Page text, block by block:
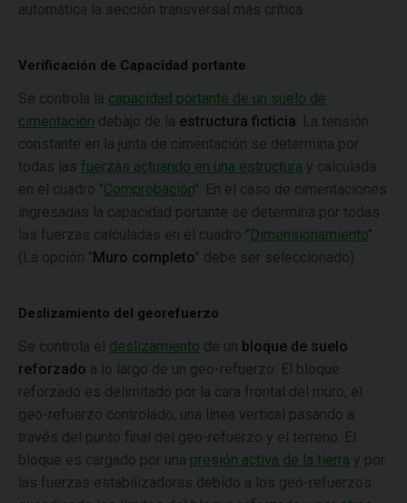
automática la sección transversal más crítica.
Verificación de Capacidad portante
Se controla la capacidad portante de un suelo de
cimentación debajo de la estructura ficticia . La tensión
constante en la junta de cimentación se determina por
todas las fuerzas actuando en una estructura y calculada
en el cuadro "Comprobación". En el caso de cimentaciones
ingresadas la capacidad portante se determina por todas
las fuerzas calculadas en el cuadro "Dimensionamiento"
(La opción "Muro completo" debe ser seleccionado)
Deslizamiento del georefuerzo
Se controla el deslizamiento de un bloque de suelo
reforzado a lo largo de un geo-refuerzo. El bloque
reforzado es delimitado por la cara frontal del muro, el
geo-refuerzo controlado, una línea vertical pasando a
través del punto final del geo-refuerzo y el terreno. El
bloque es cargado por una presión activa de la tierra y por
las fuerzas estabilizadoras debido a los geo-refuerzos